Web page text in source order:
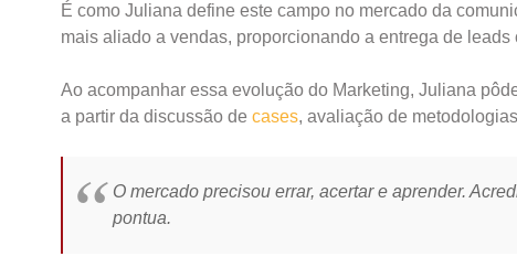
É como Juliana define este campo no mercado da
mais aliado a vendas, proporcionando a entrega de
Ao acompanhar essa evolução do Marketing, Juliana
a partir da discussão de cases, avaliação de
O mercado precisou errar, acertar e aprender.
pontua.